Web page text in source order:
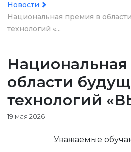
Новости
Национальная премия в
технологий «...
области
технологий
19 мая 2026
Уважаемые